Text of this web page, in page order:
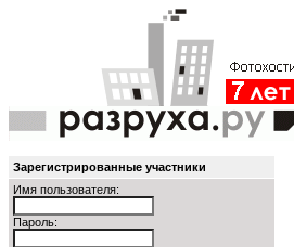
Зарегистрированные участники
Имя пользователя:
Пароль: